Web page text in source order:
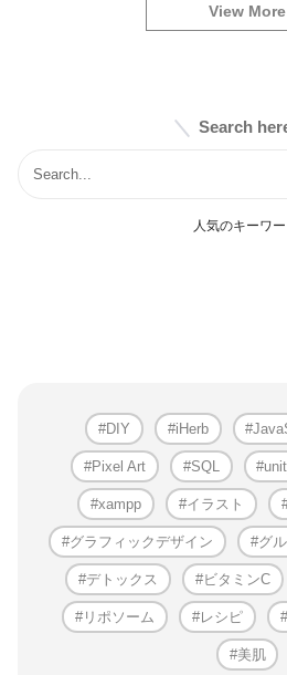
View More
Search
人気のキーワ
DIY iHerb
Pixel Art SQL
xampp イラスト
グラフィックデザイン グ
デトックス ビタミンC
リポソーム レシピ
美肌